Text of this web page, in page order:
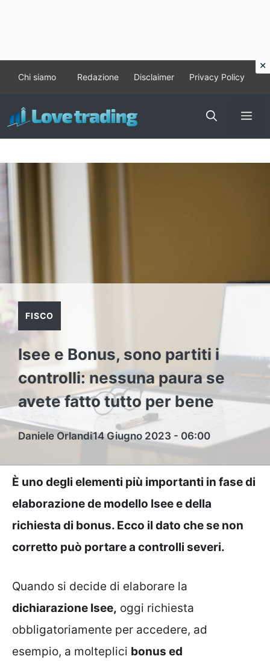
contenuto
Chi siamo Redazione Disclaimer Privacy Policy
FISCO
Isee e Bonus, sono partiti i
controlli: nessuna paura se
avete fatto tutto per bene
Daniele Orlandi14 Giugno 2023 - 06:00
È uno degli elementi più importanti in fase di
elaborazione de modello Isee e della
richiesta di bonus. Ecco il dato che se non
corretto può portare a controlli severi.
Quando si decide di elaborare la
dichiarazione Isee, oggi richiesta
obbligatoriamente per accedere, ad
esempio, a molteplici bonus ed